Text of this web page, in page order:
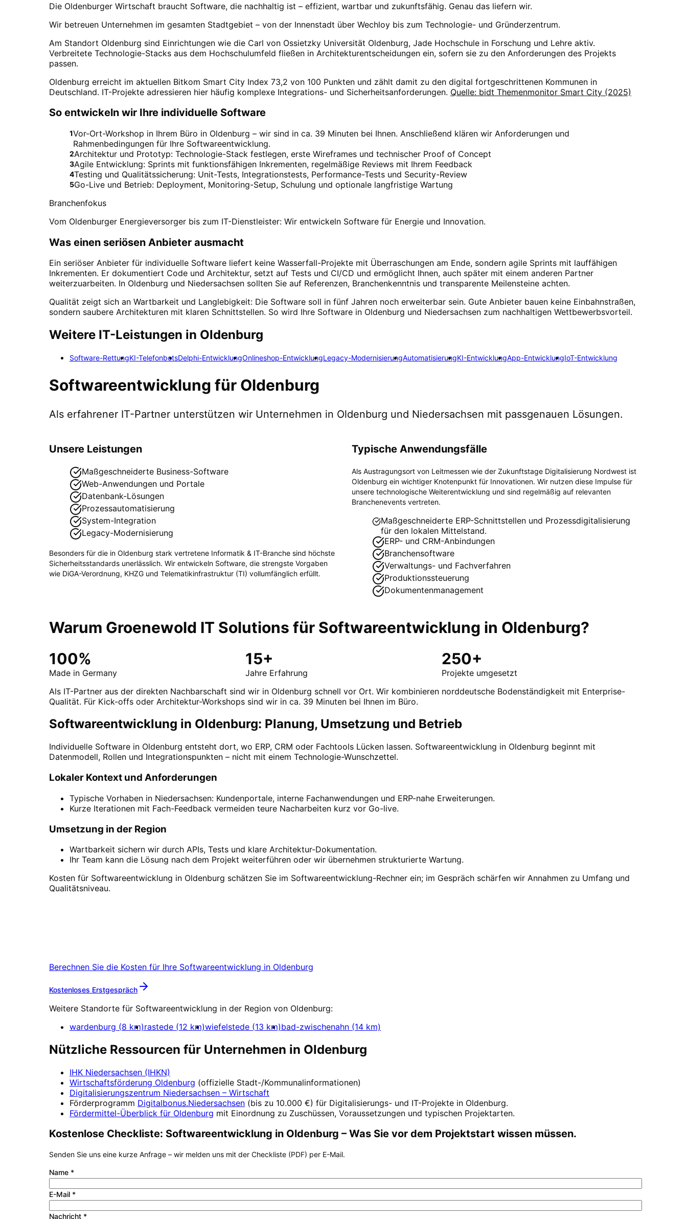
Die Oldenburger Wirtschaft braucht Software, die nachhaltig ist – effizient, wartbar und zukunftsfähig. Genau das liefern wir.
Wir betreuen Unternehmen im gesamten Stadtgebiet – von der Innenstadt über Wechloy bis zum Technologie- und Gründerzentrum.
Am Standort Oldenburg sind Einrichtungen wie die Carl von Ossietzky Universität Oldenburg, Jade Hochschule in Forschung und Lehre aktiv.
Verbreitete Technologie-Stacks aus dem Hochschulumfeld fließen in Architekturentscheidungen ein, sofern sie zu den Anforderungen des Projekts
passen.
Oldenburg erreicht im aktuellen Bitkom Smart City Index 73,2 von 100 Punkten und zählt damit zu den digital fortgeschrittenen Kommunen in
Deutschland. IT-Projekte adressieren hier häufig komplexe Integrations- und Sicherheitsanforderungen. Quelle: bidt Themenmonitor Smart City (2025)
So entwickeln wir Ihre individuelle Software
1Vor-Ort-Workshop in Ihrem Büro in Oldenburg – wir sind in ca. 39 Minuten bei Ihnen. Anschließend klären wir Anforderungen und
Rahmenbedingungen für Ihre Softwareentwicklung.
2Architektur und Prototyp: Technologie-Stack festlegen, erste Wireframes und technischer Proof of Concept
3Agile Entwicklung: Sprints mit funktionsfähigen Inkrementen, regelmäßige Reviews mit Ihrem Feedback
4Testing und Qualitätssicherung: Unit-Tests, Integrationstests, Performance-Tests und Security-Review
5Go-Live und Betrieb: Deployment, Monitoring-Setup, Schulung und optionale langfristige Wartung
Branchenfokus
Vom Oldenburger Energieversorger bis zum IT-Dienstleister: Wir entwickeln Software für Energie und Innovation.
Was einen seriösen Anbieter ausmacht
Ein seriöser Anbieter für individuelle Software liefert keine Wasserfall-Projekte mit Überraschungen am Ende, sondern agile Sprints mit lauffähigen
Inkrementen. Er dokumentiert Code und Architektur, setzt auf Tests und CI/CD und ermöglicht Ihnen, auch später mit einem anderen Partner
weiterzuarbeiten. In Oldenburg und Niedersachsen sollten Sie auf Referenzen, Branchenkenntnis und transparente Meilensteine achten.
Qualität zeigt sich an Wartbarkeit und Langlebigkeit: Die Software soll in fünf Jahren noch erweiterbar sein. Gute Anbieter bauen keine Einbahnstraßen,
sondern saubere Architekturen mit klaren Schnittstellen. So wird Ihre Software in Oldenburg und Niedersachsen zum nachhaltigen Wettbewerbsvorteil.
Weitere IT-Leistungen in Oldenburg
Software-RettungKI-TelefonbotsDelphi-EntwicklungOnlineshop-EntwicklungLegacy-ModernisierungAutomatisierungKI-EntwicklungApp-EntwicklungIoT-Entwicklung
Softwareentwicklung für Oldenburg
Als erfahrener IT-Partner unterstützen wir Unternehmen in Oldenburg und Niedersachsen mit passgenauen Lösungen.
Unsere Leistungen
Maßgeschneiderte Business-Software
Web-Anwendungen und Portale
Datenbank-Lösungen
Prozessautomatisierung
System-Integration
Legacy-Modernisierung
Besonders für die in Oldenburg stark vertretene Informatik & IT-Branche sind höchste
Sicherheitsstandards unerlässlich. Wir entwickeln Software, die strengste Vorgaben
wie DiGA-Verordnung, KHZG und Telematikinfrastruktur (TI) vollumfänglich erfüllt.
Typische Anwendungsfälle
Als Austragungsort von Leitmessen wie der Zukunftstage Digitalisierung Nordwest ist
Oldenburg ein wichtiger Knotenpunkt für Innovationen. Wir nutzen diese Impulse für
unsere technologische Weiterentwicklung und sind regelmäßig auf relevanten
Branchenevents vertreten.
Maßgeschneiderte ERP-Schnittstellen und Prozessdigitalisierung
für den lokalen Mittelstand.
ERP- und CRM-Anbindungen
Branchensoftware
Verwaltungs- und Fachverfahren
Produktionssteuerung
Dokumentenmanagement
Warum Groenewold IT Solutions für Softwareentwicklung in Oldenburg?
100%
Made in Germany
15+
Jahre Erfahrung
250+
Projekte umgesetzt
Als IT-Partner aus der direkten Nachbarschaft sind wir in Oldenburg schnell vor Ort. Wir kombinieren norddeutsche Bodenständigkeit mit Enterprise-
Qualität. Für Kick-offs oder Architektur-Workshops sind wir in ca. 39 Minuten bei Ihnen im Büro.
Softwareentwicklung in Oldenburg: Planung, Umsetzung und Betrieb
Individuelle Software in Oldenburg entsteht dort, wo ERP, CRM oder Fachtools Lücken lassen. Softwareentwicklung in Oldenburg beginnt mit
Datenmodell, Rollen und Integrationspunkten – nicht mit einem Technologie-Wunschzettel.
Lokaler Kontext und Anforderungen
Typische Vorhaben in Niedersachsen: Kundenportale, interne Fachanwendungen und ERP-nahe Erweiterungen.
Kurze Iterationen mit Fach-Feedback vermeiden teure Nacharbeiten kurz vor Go-live.
Umsetzung in der Region
Wartbarkeit sichern wir durch APIs, Tests und klare Architektur-Dokumentation.
Ihr Team kann die Lösung nach dem Projekt weiterführen oder wir übernehmen strukturierte Wartung.
Kosten für Softwareentwicklung in Oldenburg schätzen Sie im Softwareentwicklung-Rechner ein; im Gespräch schärfen wir Annahmen zu Umfang und
Qualitätsniveau.
Berechnen Sie die Kosten für Ihre Softwareentwicklung in Oldenburg
Kostenloses Erstgespräch
Weitere Standorte für Softwareentwicklung in der Region von Oldenburg:
wardenburg (8 km)rastede (12 km)wiefelstede (13 km)bad-zwischenahn (14 km)
Nützliche Ressourcen für Unternehmen in Oldenburg
IHK Niedersachsen (IHKN)
Wirtschaftsförderung Oldenburg (offizielle Stadt-/Kommunalinformationen)
Digitalisierungszentrum Niedersachsen – Wirtschaft
Förderprogramm Digitalbonus.Niedersachsen (bis zu 10.000 €) für Digitalisierungs- und IT-Projekte in Oldenburg.
Fördermittel-Überblick für Oldenburg mit Einordnung zu Zuschüssen, Voraussetzungen und typischen Projektarten.
Kostenlose Checkliste: Softwareentwicklung in Oldenburg – Was Sie vor dem Projektstart wissen müssen.
Senden Sie uns eine kurze Anfrage – wir melden uns mit der Checkliste (PDF) per E-Mail.
Name *
E-Mail *
Nachricht *